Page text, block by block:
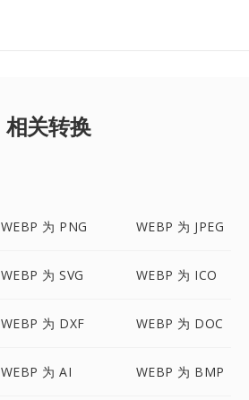
相关转换
WEBP 为 PNG WEBP 为 JPEG
WEBP 为 SVG WEBP 为 ICO
WEBP 为 DXF WEBP 为 DOC
WEBP 为 AI WEBP 为 BMP